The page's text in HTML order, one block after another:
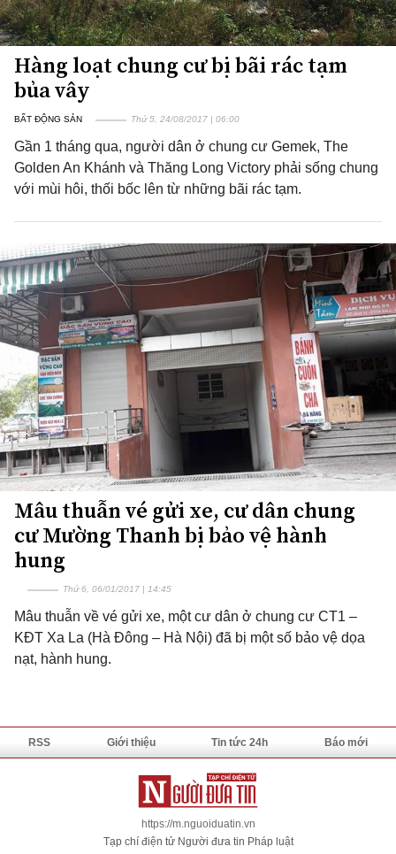
Hàng loạt chung cư bị bãi rác tạm
bủa vây
BẤT ĐỘNG SẢN Thứ 5, 24/08/2017 | 06:00
Gần 1 tháng qua, người dân ở chung cư Gemek, The
Golden An Khánh và Thăng Long Victory phải sống chung
với mùi hôi, thối bốc lên từ những bãi rác tạm.
Mâu thuẫn vé gửi xe, cư dân chung
cư Mường Thanh bị bảo vệ hành
hung
Thứ 6, 06/01/2017 | 14:45
Mâu thuẫn về vé gửi xe, một cư dân ở chung cư CT1 –
KĐT Xa La (Hà Đông – Hà Nội) đã bị một số bảo vệ dọa
nạt, hành hung.
RSS Giới thiệu Tin tức 24h Báo mới
https://m.nguoiduatin.vn
Tạp chí điện tử Người đưa tin Pháp luật